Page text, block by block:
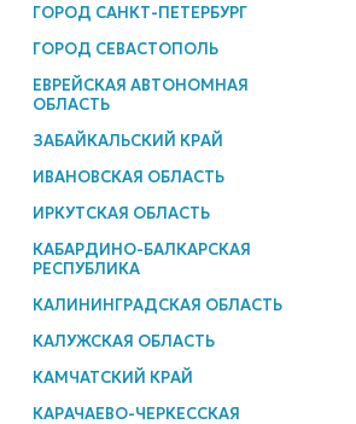
ГОРОД САНКТ-ПЕТЕРБУРГ
ГОРОД СЕВАСТОПОЛЬ
ЕВРЕЙСКАЯ АВТОНОМНАЯ
ОБЛАСТЬ
ЗАБАЙКАЛЬСКИЙ КРАЙ
ИВАНОВСКАЯ ОБЛАСТЬ
ИРКУТСКАЯ ОБЛАСТЬ
КАБАРДИНО-БАЛКАРСКАЯ
РЕСПУБЛИКА
КАЛИНИНГРАДСКАЯ ОБЛАСТЬ
КАЛУЖСКАЯ ОБЛАСТЬ
КАМЧАТСКИЙ КРАЙ
КАРАЧАЕВО-ЧЕРКЕССКАЯ